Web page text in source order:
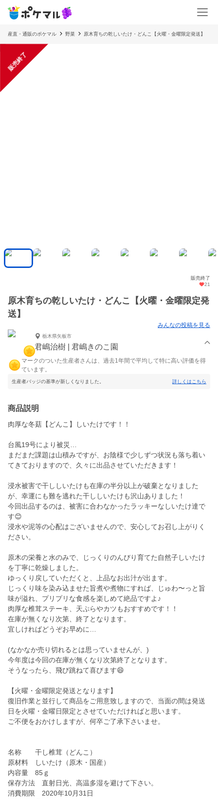
産直・通販のポケマル 野菜 原木育ちの乾しいたけ・どんこ【火曜・金曜限定発送】
販売終了
販売終了
21
原木育ちの乾しいたけ・どんこ【火曜・金曜限定発
送】
みんなの投稿を見る
栃木県矢板市
君嶋治樹 | 君嶋きのこ園
マークのついた生産者さんは、過去1年間で平均して特に高い評価を得
ています。
生産者バッジの基準が新しくなりました。 詳しくはこちら
商品説明
肉厚な冬菇【どんこ】しいたけです！！
台風19号により被災…
まだまだ課題は山積みですが、お陰様で少しずつ状況も落ち着い
てきておりますので、久々に出品させていただきます！
浸水被害で干ししいたけも在庫の半分以上が破棄となりました
が、幸運にも難を逃れた干ししいたけも沢山ありました！
今回出品するのは、被害に合わなかったラッキーなしいたけ達で
す😊
浸水や泥等の心配はございませんので、安心してお召し上がりく
ださい。
原木の栄養と水のみで、じっくりのんびり育てた自然子しいたけ
を丁寧に乾燥しました。
ゆっくり戻していただくと、上品なお出汁が出ます。
じっくり味を染み込ませた旨煮や煮物にすれば、じゅわ〜っと旨
味が溢れ、プリプリな食感を楽しめて絶品ですよ♪
肉厚な椎茸ステーキ、天ぷらやカツもおすすめです！！
在庫が無くなり次第、終了となります。
宜しければどうぞお早めに…
(なかなか売り切れるとは思っていませんが、)
今年度は今回の在庫が無くなり次第終了となります。
そうなったら、飛び跳ねて喜びます😄
【火曜・金曜限定発送となります】
復旧作業と並行して商品をご用意致しますので、当面の間は発送
日を火曜・金曜日限定とさせていただければと思います。
ご不便をおかけしますが、何卒ご了承下さいませ。
名称 干し椎茸（どんこ）
原材料 しいたけ（原木・国産）
内容量 85ｇ
保存方法 直射日光、高温多湿を避けて下さい。
消費期限 2020年10月31日